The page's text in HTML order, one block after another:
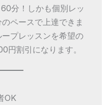
分！しかも個別レッ
ペースで上達できま
プレッスンを希望の
円割引になります。
OK